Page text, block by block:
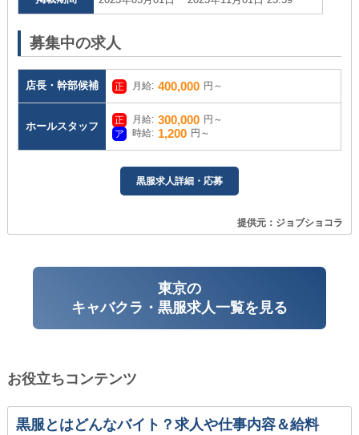
募集中の求人
店長・幹部候補 月給: 400,000 円～
ホールスタッフ
月給: 300,000 円～
時給: 1,200 円～
黒服求人詳細・応募
提供元：ジョブショコラ
東京の
キャバクラ・黒服求人一覧を見る
お役立ちコンテンツ
黒服とはどんなバイト？求人や仕事内容＆給料